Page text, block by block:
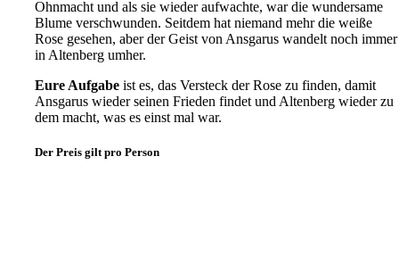
Ohnmacht und als sie wieder aufwachte, war die wundersame
Blume verschwunden. Seitdem hat niemand mehr die weiße
Rose gesehen, aber der Geist von Ansgarus wandelt noch immer
in Altenberg umher.
Eure Aufgabe ist es, das Versteck der Rose zu finden, damit
Ansgarus wieder seinen Frieden findet und Altenberg wieder zu
dem macht, was es einst mal war.
Der Preis gilt pro Person